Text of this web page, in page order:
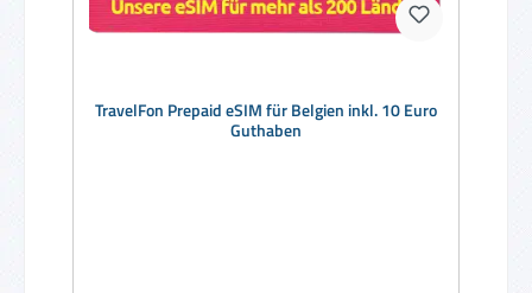
TravelFon Prepaid eSIM für Belgien inkl. 10 Euro
Guthaben